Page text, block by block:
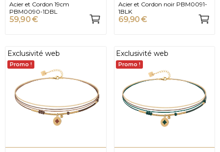
Acier et Cordon 19cm
PBM0090-1DBL
59,90 €
Acier et Cordon noir PBM0091-
1BLK
69,90 €
Exclusivité web
Promo !
Exclusivité web
Promo !